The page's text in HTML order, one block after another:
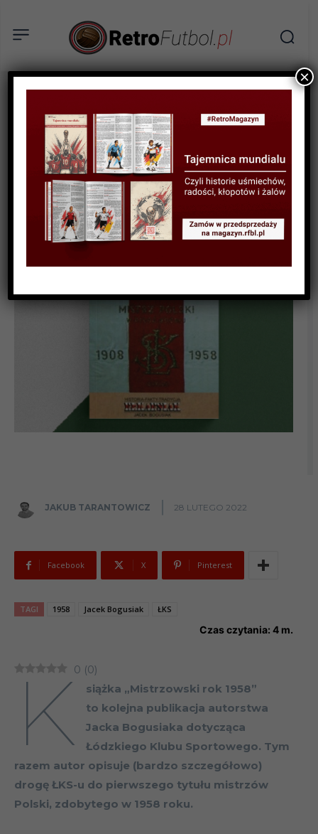
KSIĄŻKI RECENZJA
„Mistrzowski rok 1958” –
recenzja
JAKUB TARANTOWICZ 28 LUTEGO 2022
Facebook X Pinterest
TAGI 1958 Jacek Bogusiak ŁKS
Czas czytania: 4 m.
0 (0)
K
siążka „Mistrzowski rok 1958”
to kolejna publikacja autorstwa
Jacka Bogusiaka dotycząca
Łódzkiego Klubu Sportowego. Tym
razem autor opisuje (bardzo szczegółowo)
drogę ŁKS-u do pierwszego tytułu mistrzów
Polski, zdobytego w 1958 roku.
×